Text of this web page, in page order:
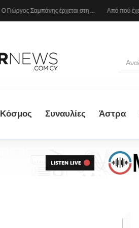
Ο Γιώργος Σαμπάνης έρχεται στη Λάρνακα για τη συναυλία του καλοκαιριού!
Κόσμος Συναυλίες Άστρα